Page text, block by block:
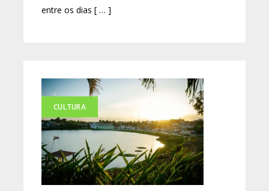
entre os dias [ … ]
CULTURA